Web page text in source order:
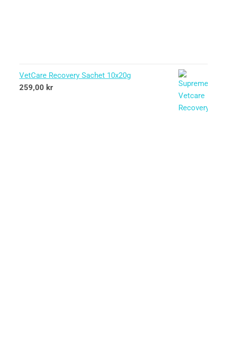
VetCare Recovery Sachet 10x20g
259,00 kr